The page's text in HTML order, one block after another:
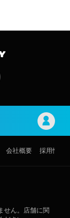
会社概要 採用情報
せん。店舗に関